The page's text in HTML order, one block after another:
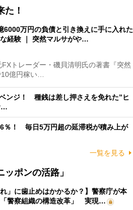
た！
6000万円の負債と引き換えに手に入れた
経験 ｜ 突然マルサがや…
トレーダー・磯貝清明氏の著書『突然
億円稼い…
ンジ！ 種銭は差し押さえを免れた”ヒ
…
％！ 毎日5万円超の延滞税が積み上が
一覧を見る
ポンの活路」
れ」に歯止めはかかるか？】警察庁が本
「警察組織の構造改革」 実現…